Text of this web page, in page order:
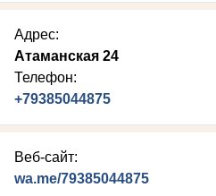
Адрес:
Атаманская 24
Телефон:
+79385044875
Веб-сайт:
wa.me/79385044875